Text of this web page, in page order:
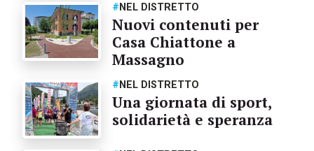
# NEL DISTRETTO
Nuovi contenuti per
Casa Chiattone a
Massagno
# NEL DISTRETTO
Una giornata di sport,
solidarietà e speranza